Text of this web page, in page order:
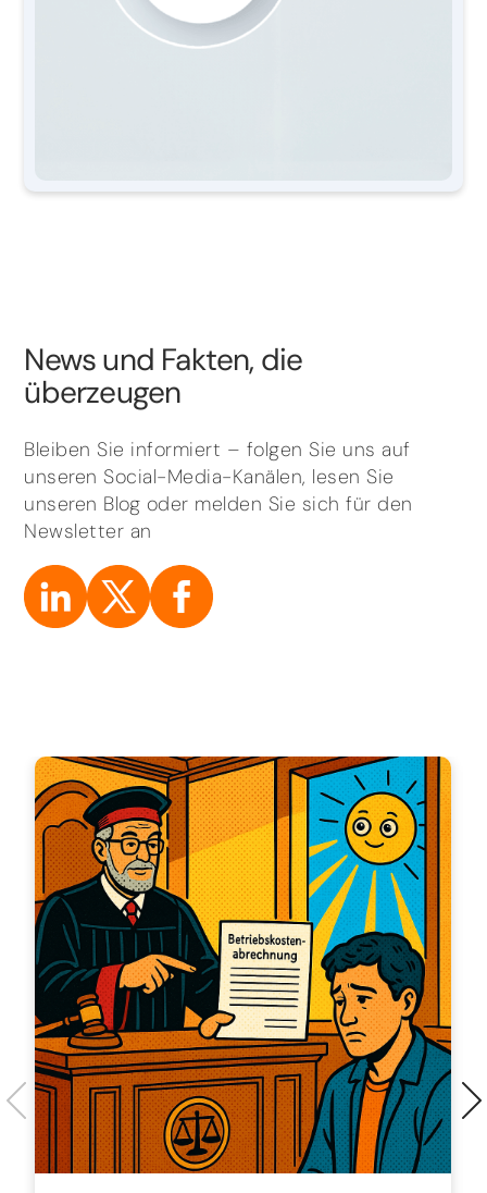
News und Fakten, die
überzeugen
Bleiben Sie informiert – folgen Sie uns auf
unseren Social-Media-Kanälen, lesen Sie
unseren Blog oder melden Sie sich für den
Newsletter an